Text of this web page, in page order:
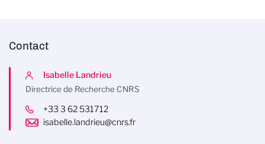
Contact
Isabelle Landrieu
Directrice de Recherche CNRS
+33 3 62 531712
isabelle.landrieu@cnrs.fr